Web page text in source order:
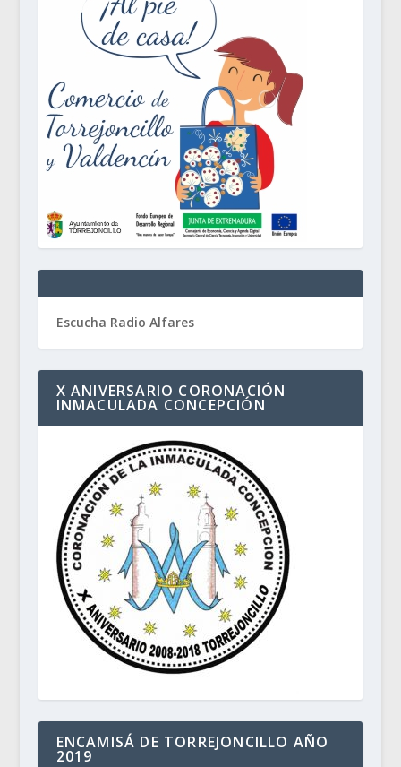
Escucha Radio Alfares
X ANIVERSARIO CORONACIÓN
INMACULADA CONCEPCIÓN
ENCAMISÁ DE TORREJONCILLO AÑO
2019